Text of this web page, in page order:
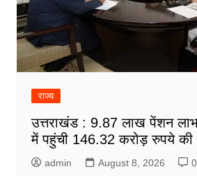
राज्य
उत्तराखंड : 9.87 लाख पेंशन
में पहुंची 146.32 करोड़ रुपये की
admin August 8, 2026 0